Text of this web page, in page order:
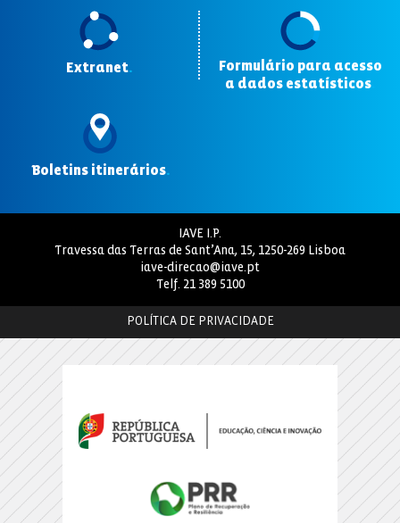
Extranet.
Formulário para acesso
a dados estatísticos
Boletins itinerários.
IAVE I.P.
Travessa das Terras de Sant’Ana, 15, 1250-269 Lisboa
iave-direcao@iave.pt
Telf. 21 389 5100
POLÍTICA DE PRIVACIDADE